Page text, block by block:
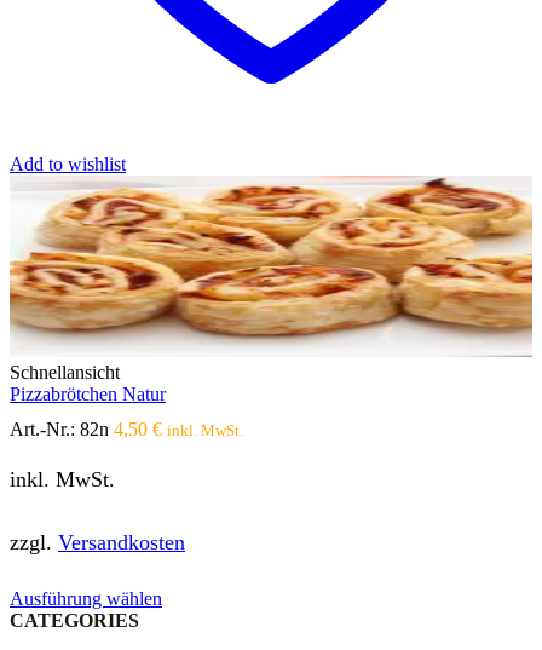
Add to wishlist
Schnellansicht
Pizzabrötchen Natur
Art.-Nr.: 82n 4,50 € inkl. MwSt.
inkl. MwSt.
zzgl. Versandkosten
Ausführung wählen
CATEGORIES